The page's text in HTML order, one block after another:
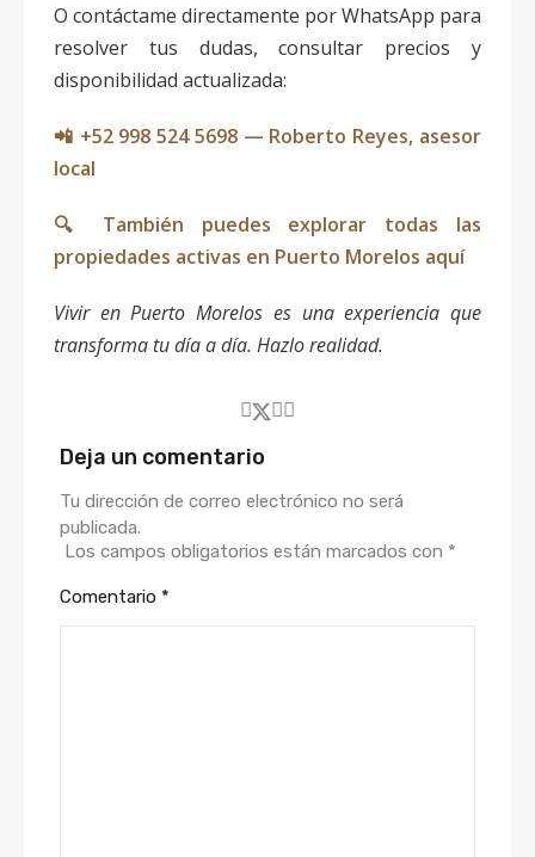
O contáctame directamente por WhatsApp para
resolver tus dudas, consultar precios y
disponibilidad actualizada:
📲 +52 998 524 5698 — Roberto Reyes, asesor
local
🔍 También puedes explorar todas las
propiedades activas en Puerto Morelos aquí
Vivir en Puerto Morelos es una experiencia que
transforma tu día a día. Hazlo realidad.
Deja un comentario
Tu dirección de correo electrónico no será
publicada.
Los campos obligatorios están marcados con *
Comentario *